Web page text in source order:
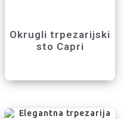
Okrugli trpezarijski
sto Capri